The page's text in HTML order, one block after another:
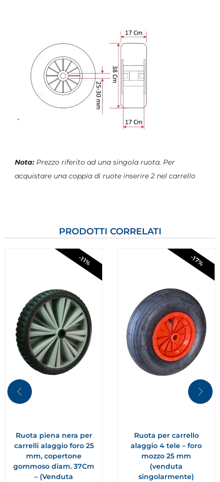
Nota: Prezzo riferito ad una singola ruota. Per
acquistare una coppia di ruote inserire 2 nel carrello
PRODOTTI CORRELATI
-11%
Ruota piena nera per
carrelli alaggio foro 25
mm, copertone
gommoso diam. 37Cm
– (Venduta
-17%
Ruota per carrello
alaggio 4 tele – foro
mozzo 25 mm
(venduta
singolarmente)